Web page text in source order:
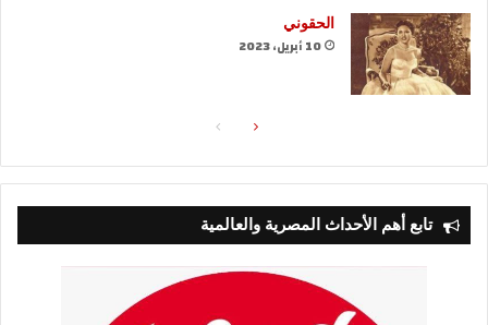
الحقوني
10 أبريل، 2023
الصفحةالصفحة
تابع أهم الأحداث المصرية والعالمية